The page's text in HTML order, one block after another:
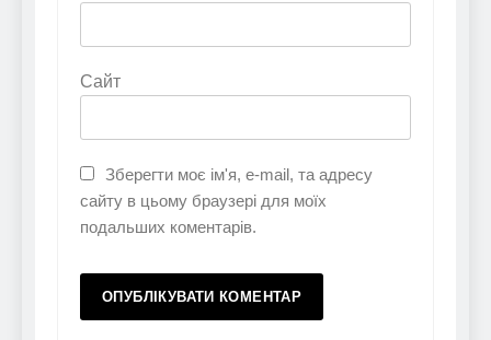
Сайт
Зберегти моє ім'я, e-mail, та адресу
сайту в цьому браузері для моїх
подальших коментарів.